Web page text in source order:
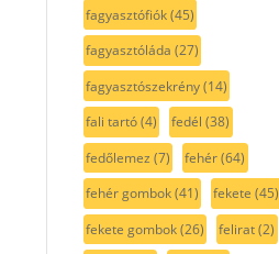
fagyasztófiók(45)
fagyasztóláda (27)
fagyasztószekrény(14)
fali tartó(4) fedél (38)
fedőlemez (7) fehér(64)
fehér gombok(41) fekete (45)
fekete gombok(26) felirat(2)